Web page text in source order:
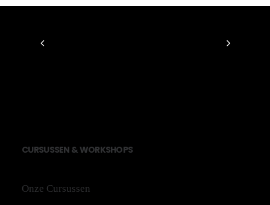
CURSUSSEN &WORKSHOPS
Onze Cursussen